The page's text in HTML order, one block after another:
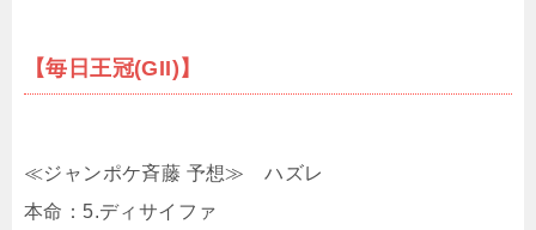
【毎日王冠(GII)】
≪ジャンポケ斉藤 予想≫ ハズレ
本命：5.ディサイファ